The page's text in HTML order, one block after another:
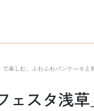
楽しむ、ふわふわパンケーキと
ェスタ浅